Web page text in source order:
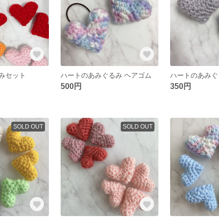
セット ハートのあみぐるみ ヘアゴム
500円
ハートのあみ
350円
SOLD OUT SOLD OUT